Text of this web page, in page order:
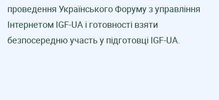
проведення Українського Форуму з управління
Інтернетом IGF-UA і готовності взяти
безпосередню участь у підготовці IGF-UA.